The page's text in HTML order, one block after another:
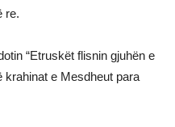
re.
“Etruskët flisnin gjuhën e
krahinat e Mesdheut para